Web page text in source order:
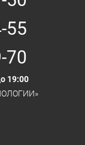
55
70
19:00